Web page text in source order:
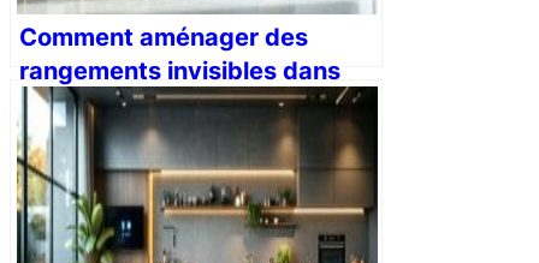
Comment aménager des
rangements invisibles dans
votre cuisine